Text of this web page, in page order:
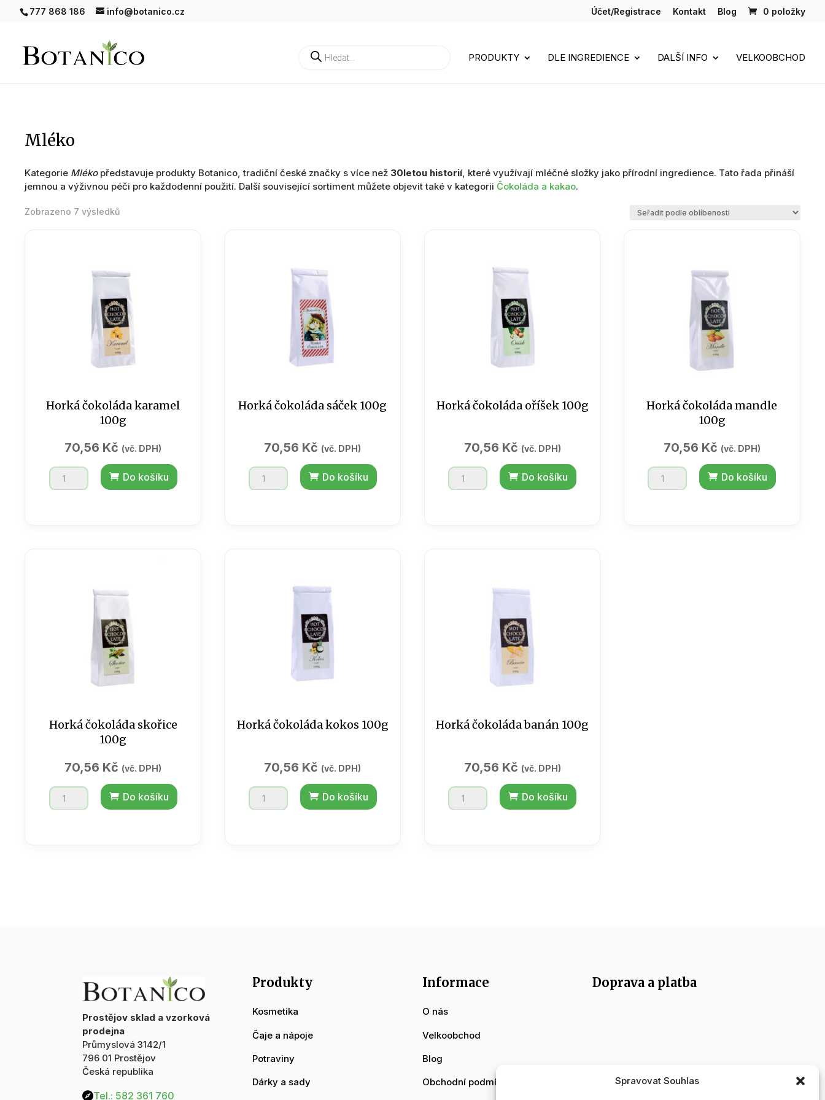
Spravovat Souhlas
777 868 186 info@botanico.cz Účet/Registrace Kontakt Blog 0 položky
Products
search
PRODUKTY DLE INGREDIENCE DALŠÍ INFO VELKOOBCHOD
mléko
Kategorie Mlékopředstavuje produkty Botanico, tradiční české značky s více než 30letou historií , které využívají mléčné složky jako přírodní ingredience. Tato řada přináší
jemnou a výživnou péči pro každodenní použití. Další související sortiment můžete objevit také v kategoriiČokoláda a kakao.
Zobrazeno 7 výsledkůSeřazeno
Horká čokoláda karamel
100g
70,56 Kč (vč. DPH)
Horká
čokoláda
Do košíku
Horká čokoláda sáček 100g
70,56 Kč (vč. DPH)
Horká
čokoláda
Do košíku
Horká čokoláda oříšek 100g
70,56 Kč (vč. DPH)
Horká
čokoláda
Do košíku
Horká čokoláda mandle
100g
70,56 Kč (vč. DPH)
Horká
čokoláda
Do košíku
Horká čokoláda skořice
100g
70,56 Kč (vč. DPH)
Horká
čokoláda
Do košíku
Horká čokoláda kokos 100g
70,56 Kč (vč. DPH)
Horká
čokoláda
Do košíku
Horká čokoláda banán 100g
70,56 Kč (vč. DPH)
Horká
čokoláda
Do košíku
Prostějov sklad a vzorková
prodejna
Průmyslová 3142/1
796 01 Prostějov
Česká republika
Tel.: 582 361 760
Produkty
Kosmetika
Čaje a nápoje
Potraviny
Dárky a sady
Informace
O nás
Velkoobchod
Blog
Obchodní podmínky
Doprava a platba